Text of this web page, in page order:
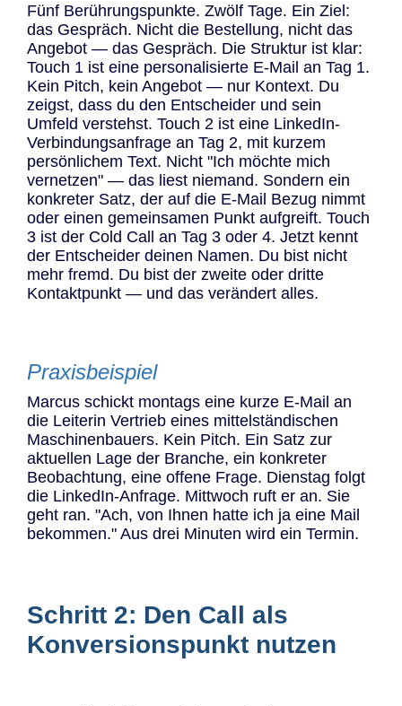
Fünf Berührungspunkte. Zwölf Tage. Ein Ziel:
das Gespräch. Nicht die Bestellung, nicht das
Angebot — das Gespräch. Die Struktur ist klar:
Touch 1 ist eine personalisierte E-Mail an Tag 1.
Kein Pitch, kein Angebot — nur Kontext. Du
zeigst, dass du den Entscheider und sein
Umfeld verstehst. Touch 2 ist eine LinkedIn-
Verbindungsanfrage an Tag 2, mit kurzem
persönlichem Text. Nicht "Ich möchte mich
vernetzen" — das liest niemand. Sondern ein
konkreter Satz, der auf die E-Mail Bezug nimmt
oder einen gemeinsamen Punkt aufgreift. Touch
3 ist der Cold Call an Tag 3 oder 4. Jetzt kennt
der Entscheider deinen Namen. Du bist nicht
mehr fremd. Du bist der zweite oder dritte
Kontaktpunkt — und das verändert alles.
Praxisbeispiel
Marcus schickt montags eine kurze E-Mail an
die Leiterin Vertrieb eines mittelständischen
Maschinenbauers. Kein Pitch. Ein Satz zur
aktuellen Lage der Branche, ein konkreter
Beobachtung, eine offene Frage. Dienstag folgt
die LinkedIn-Anfrage. Mittwoch ruft er an. Sie
geht ran. "Ach, von Ihnen hatte ich ja eine Mail
bekommen." Aus drei Minuten wird ein Termin.
Schritt 2: Den Call als
Konversionspunkt nutzen